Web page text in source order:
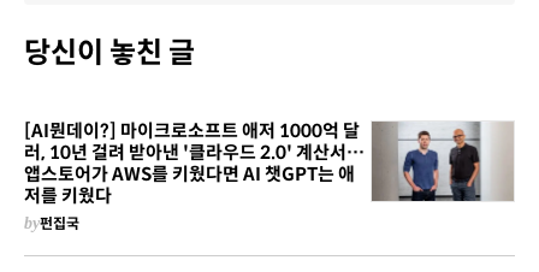
당신이 놓친 글
[AI뭔데이?] 마이크로소프트 애저 1000억 달
러, 10년 걸려 받아낸 '클라우드 2.0' 계산서…
앱스토어가 AWS를 키웠다면 AI 챗GPT는 애
저를 키웠다
by펀집국